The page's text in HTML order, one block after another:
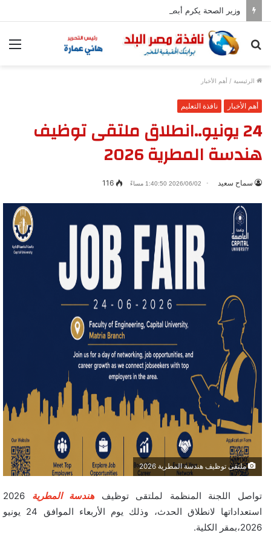
وزير الصحة يكرم أبطال حريق عيادات مدينة نصر
بحث
الرئيسية / أهم الأخبار
أهم الأخبار نافذة التعليم
24 يونيو..انطلاق ملتقى توظيف
هندسة المطرية 2026
سماح سعيد 2026/06/02 1:40:50 مساءً 116
ملتقى توظيف هندسة المطرية 2026
تواصل اللجنة المنظمة لملتقى توظيف هندسة المطرية
2026
استعداداتها لانطلاق الحدث، وذلك يوم الأربعاء الموافق 24 يونيو
2026،بمقر الكلية.